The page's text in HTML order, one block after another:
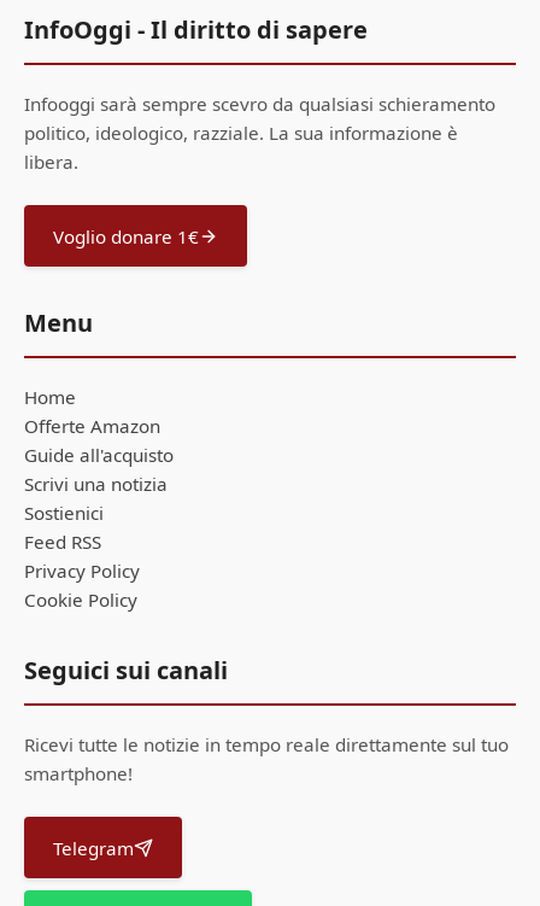
InfoOggi - Il diritto di sapere
Infooggi sarà sempre scevro da qualsiasi schieramento
politico, ideologico, razziale. La sua informazione è
libera.
Voglio donare 1€
Menu
Home
Offerte Amazon
Guide all'acquisto
Scrivi una notizia
Sostienici
Feed RSS
Privacy Policy
Cookie Policy
Seguici sui canali
Ricevi tutte le notizie in tempo reale direttamente sul tuo
smartphone!
Telegram